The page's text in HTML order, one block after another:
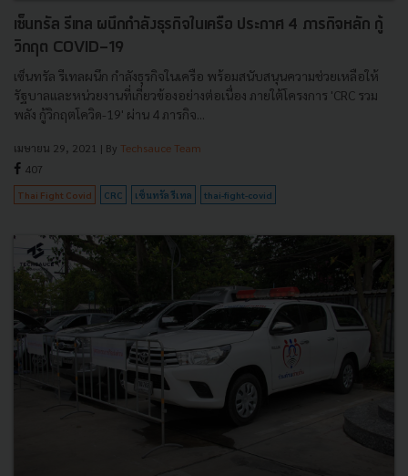
เซ็นทรัล รีเทล ผนึกกำลังธุรกิจในเครือ ประกาศ 4 ภารกิจหลัก กู้
วิกฤต COVID-19
เซ็นทรัล รีเทลผนึก กำลังธุรกิจในเครือ พร้อมสนับสนุนความช่วยเหลือให้
รัฐบาลและหน่วยงานที่เกี่ยวข้องอย่างต่อเนื่อง ภายใต้โครงการ 'CRC รวม
พลัง กู้วิกฤตโควิด-19' ผ่าน 4 ภารกิจ...
เมษายน 29, 2021 | By Techsauce Team
407
Thai Fight Covid CRC เซ็นทรัล รีเทล thai-fight-covid